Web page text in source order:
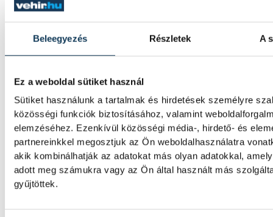
Beleegyezés Részletek A
Ez a weboldal sütiket használ
Sütiket használunk a tartalmak és hirdetések személyre
közösségi funkciók biztosításához, valamint
elemzéséhez. Ezenkívül közösségi média-, hirdető- és
partnereinkkel megosztjuk az Ön weboldalhasználatra
akik kombinálhatják az adatokat más olyan adatokkal,
adott meg számukra vagy az Ön által használt más
gyűjtöttek.
Rekordok Európában –
Magyarország a legforróbb,
Angliában szárazság tombol
Rá sem ismerünk Európára,
rekordokat dönt a hőség. Magyarország a
legforróbb országok közé került,
Egyesült Királyságban olyan száraz júliust
amilyenre 155 éve nem volt példa.
A múltban és ma is rossz
dunai Ínség-szikla